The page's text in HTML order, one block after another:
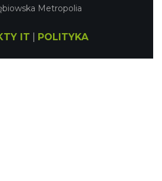
Metropolia
IT
POLITYKA